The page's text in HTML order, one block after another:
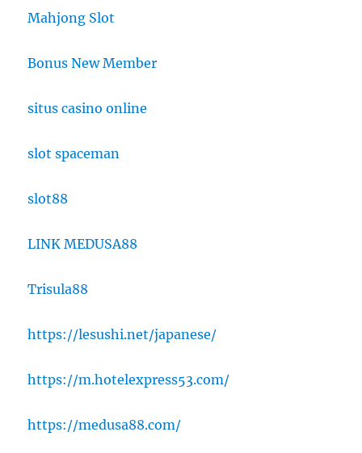
Mahjong Slot
Bonus New Member
situs casino online
slot spaceman
slot88
LINK MEDUSA88
Trisula88
https://lesushi.net/japanese/
https://m.hotelexpress53.com/
https://medusa88.com/